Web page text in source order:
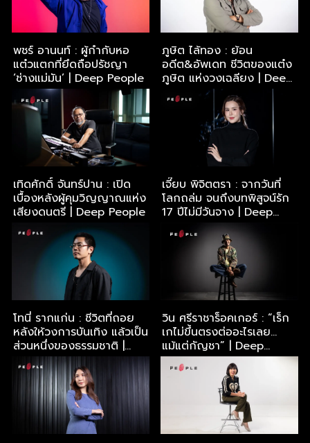
พชร์ อานนท์ : ผู้กำกับหอ
แต๋วแตกที่ยึดถือปรัชญา
‘ช่างแม่มัน’ | Deep People
ภูษิต ไล้ทอง : ย้อน
อดีต&อัพเดท ชีวิตของแต๋ง
ภูษิต แห่งวงเฉลียง | Deep
People
เทิดศักดิ์ จันทร์ปาน : เปิด
เบื้องหลังผู้คุมวิญญาณแห่ง
เสียงดนตรี | Deep People
เจี๊ยบ พิจิตตรา : จากวันที่
โลกถล่ม จนถึงบทพิสูจน์รัก
17 ปีไม่มีวันจาง | Deep
People
โทนี่ รากแก่น : ชีวิตที่ถอย
หลังให้วงการบันเทิง แล้วเป็น
ส่วนหนึ่งของธรรมชาติ |
Deep People
วิน ศรีราชาร็อคเกอร์ : “เร็ก
เกไม่ขึ้นตรงต่ออะไรเลย…
แม้แต่กัญชา” | Deep
People